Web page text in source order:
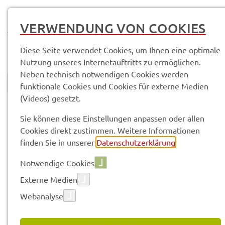
Vorle­sen
SERVICE­LEIS­TUN­GEN & INFOR­
MA­TIO­NEN
VERWENDUNG VON COOKIES
Diese Seite verwendet Cookies, um Ihnen eine optimale
Nutzung unseres Internetauftritts zu ermöglichen.
Neben technisch notwendigen Cookies werden
funktionale Cookies und Cookies für externe Medien
(Videos) gesetzt.
Sie können diese Einstellungen anpassen oder allen
Cookies direkt zustimmen. Weitere Informationen
finden Sie in unserer Datenschutzerklärung
Notwendige Cookies
Externe Medien
Webanalyse